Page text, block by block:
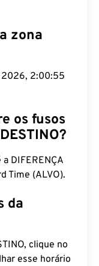
zona
2026, 2:00:56
os fusos
DIFERENÇA
Time (ALVO).
da
clique no
esse horário